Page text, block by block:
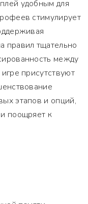
удобным для
стимулирует
правил тщательно
между
присутствуют
этапов и опций,
поощряет к